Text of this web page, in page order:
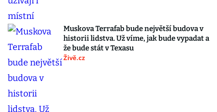
Muskova Terrafab bude největší budova v
historii lidstva. Už víme, jak bude vypadat a
že bude stát v Texasu
Živě.cz